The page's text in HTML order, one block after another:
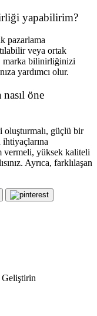
yapabilirim?
pazarlama
veya ortak
marka bilinirliğinizi
yardımcı olur.
öne
oluşturmalı, güçlü bir
vermeli, yüksek kaliteli
Ayrıca, farklılaşan
Geliştirin